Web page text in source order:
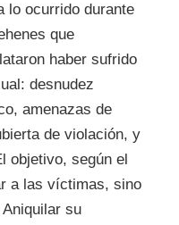
lo ocurrido durante
que
haber sufrido
desnudez
amenazas de
de violación, y
objetivo, según el
a las víctimas, sino
su